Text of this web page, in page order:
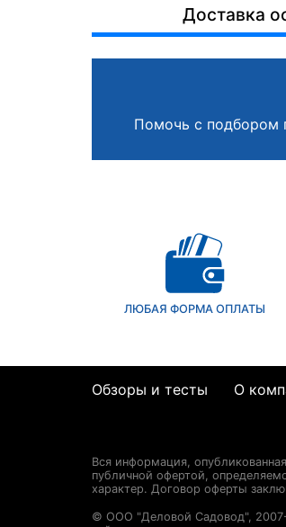
Доставка
Помочь с подбором
ЛЮБАЯ ФОРМА ОПЛАТЫ
Обзоры и тесты О
Вся информация,
публичной офертой,
характер. Договор оферты
© ООО "Деловой Садовод", 2007-